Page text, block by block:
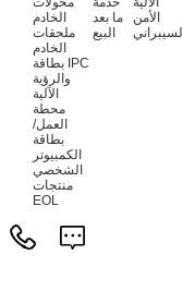
الخادم
ملحقات
الخادم
بطاقة IPC
والرؤية
الآلية
محطة
العمل/
بطاقة
الكمبيوتر
الشخصي
منتجات
EOL
ما بعد
البيع
الأمن
السيبراني